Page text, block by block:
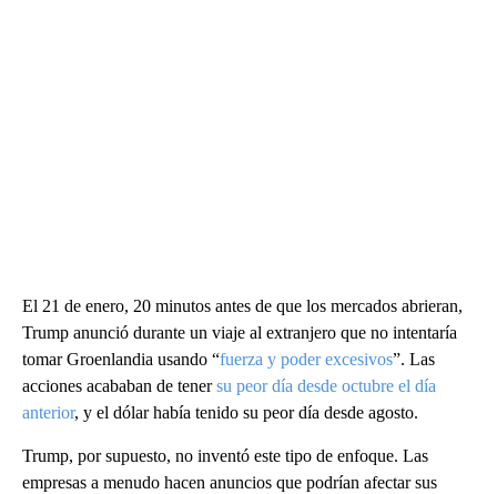
El 21 de enero, 20 minutos antes de que los mercados abrieran,
Trump anunció durante un viaje al extranjero que no intentaría
tomar Groenlandia usando “fuerza y poder excesivos”. Las
acciones acababan de tenersu peor día desde octubre el día
anterior, y el dólar había tenido su peor día desde agosto.
Trump, por supuesto, no inventó este tipo de enfoque. Las
empresas a menudo hacen anuncios que podrían afectar sus